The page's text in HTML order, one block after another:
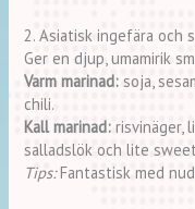
2. Asiatisk ingefära och
Ger en djup, umamirik
Varm marinad: soja,
chili.
Kall marinad: risvinäger,
salladslök och lite
Tips:Fantastisk med